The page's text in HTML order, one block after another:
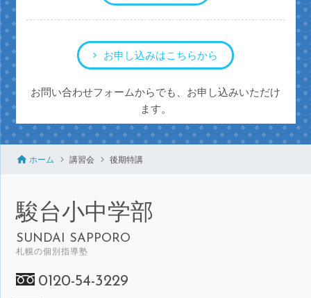
お申し込みはこちらから
お問い合わせフォームからでも、お申し込みいただけ
ます。
ホーム 講習会 後期特講
駿台小中学部
SUNDAI SAPPORO
札幌の個別指導塾
0120-54-3229